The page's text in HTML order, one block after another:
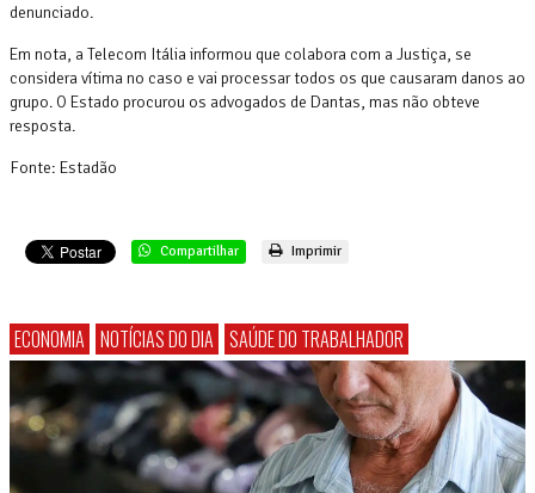
denunciado.
Em nota, a Telecom Itália informou que colabora com a Justiça, se
considera vítima no caso e vai processar todos os que causaram danos ao
grupo. O Estado procurou os advogados de Dantas, mas não obteve
resposta.
Fonte: Estadão
Compartilhar Imprimir
ECONOMIA NOTÍCIAS DO DIA SAÚDE DO TRABALHADOR